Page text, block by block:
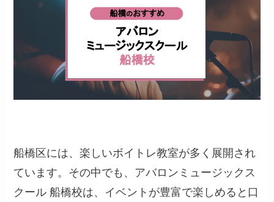
船橋区には、楽しいボイトレ教室が多く展開され
ています。その中でも、アバロンミュージックス
クール 船橋校は、イベントが豊富で楽しめると口